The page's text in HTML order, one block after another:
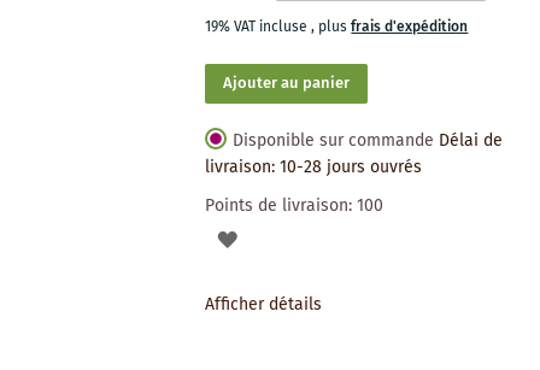
19% VAT incluse, plusfrais d'expédition
Ajouter au panier
Disponible sur commande Délai de
livraison: 10-28 jours ouvrés
Points de livraison:100
AJOUTER
Afficher détails